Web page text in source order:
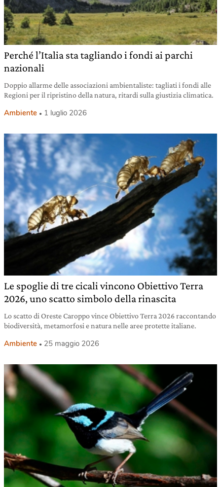
Perché l’Italia sta tagliando i fondi ai parchi
nazionali
Doppio allarme delle associazioni ambientaliste: tagliati i fondi alle
Regioni per il ripristino della natura, ritardi sulla giustizia climatica.
Ambiente 1 luglio 2026
Le spoglie di tre cicali vincono Obiettivo Terra
2026, uno scatto simbolo della rinascita
Lo scatto di Oreste Caroppo vince Obiettivo Terra 2026 raccontando
biodiversità, metamorfosi e natura nelle aree protette italiane.
Ambiente 25 maggio 2026